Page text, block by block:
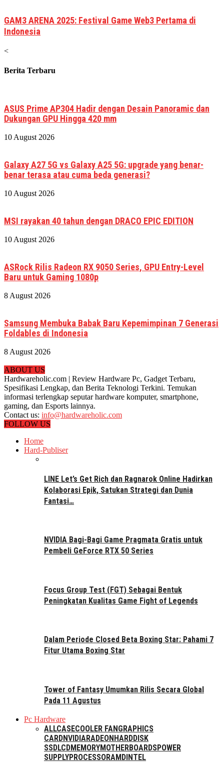
GAM3 ARENA 2025: Festival Game Web3 Pertama di
Indonesia
<
Berita Terbaru
ASUS Prime AP304 Hadir dengan Desain Panoramic dan
Dukungan GPU Hingga 420 mm
10 August 2026
Galaxy A27 5G vs Galaxy A25 5G: upgrade yang benar-
benar terasa atau cuma beda generasi?
10 August 2026
MSI rayakan 40 tahun dengan DRACO EPIC EDITION
10 August 2026
ASRock Rilis Radeon RX 9050 Series, GPU Entry-Level
Baru untuk Gaming 1080p
8 August 2026
Samsung Membuka Babak Baru Kepemimpinan 7 Generasi
Foldables di Indonesia
8 August 2026
ABOUT US
Hardwareholic.com | Review Hardware Pc, Gadget Terbaru,
Spesifikasi Lengkap, dan Berita Teknologi Terkini. Temukan
informasi terlengkap seputar hardware komputer, smartphone,
gaming, dan Esports lainnya.
Contact us: info@hardwareholic.com
FOLLOW US
Home
Hard-Publiser
LINE Let’s Get Rich dan Ragnarok Online Hadirkan
Kolaborasi Epik, Satukan Strategi dan Dunia
Fantasi…
NVIDIA Bagi-Bagi Game Pragmata Gratis untuk
Pembeli GeForce RTX 50 Series
Focus Group Test (FGT) Sebagai Bentuk
Peningkatan Kualitas Game Fight of Legends
Dalam Periode Closed Beta Boxing Star: Pahami 7
Fitur Utama Boxing Star
Tower of Fantasy Umumkan Rilis Secara Global
Pada 11 Agustus
Pc Hardware
ALLCASECOOLER FAN GRAPHICS
CARDNVIDIARADEON HARDDISK
SSDLCDMEMORYMOTHERBOARDSPOWER
SUPPLYPROCESSORAMD INTEL